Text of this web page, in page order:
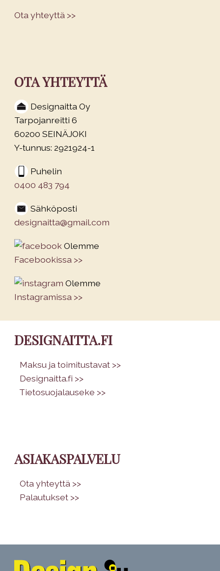
Ota yhteyttä >>
OTA YHTEYTTÄ
Designaitta Oy
Tarpojanreitti 6
60200 SEINÄJOKI
Y-tunnus: 2921924-1
Puhelin
0400 483 794
Sähköposti
designaitta@gmail.com
Olemme
Facebookissa >>
Olemme
Instagramissa >>
DESIGNAITTA.FI
Maksu ja toimitustavat >>
Designaitta.fi >>
Tietosuojalauseke >>
ASIAKASPALVELU
Ota yhteyttä >>
Palautukset >>